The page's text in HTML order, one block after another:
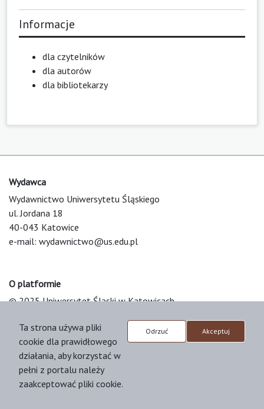
Informacje
dla czytelników
dla autorów
dla bibliotekarzy
Wydawca
Wydawnictwo Uniwersytetu Śląskiego
ul. Jordana 18
40-043 Katowice
e-mail: wydawnictwo@us.edu.pl
O platformie
© 2025 Uniwersytet Śląski w Katowicach
Platform & Workflow by OJS/PKP
Ta strona używa pliki
cookie dla prawidłowego
działania, aby korzystać w
pełni z portalu należy
zaakceptować pliki cookie.
Odrzuć Akceptuj